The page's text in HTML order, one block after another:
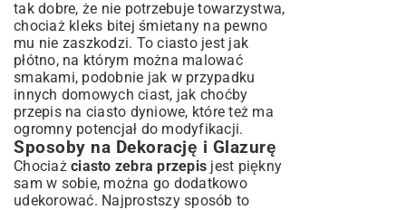
tak dobre, że nie potrzebuje towarzystwa,
chociaż kleks bitej śmietany na pewno
mu nie zaszkodzi. To ciasto jest jak
płótno, na którym można malować
smakami, podobnie jak w przypadku
innych domowych ciast, jak choćby
przepis na ciasto dyniowe, które też ma
ogromny potencjał do modyfikacji.
Sposoby na Dekorację i Glazurę
Chociaż ciasto zebra przepis jest piękny
sam w sobie, można go dodatkowo
udekorować. Najprostszy sposób to